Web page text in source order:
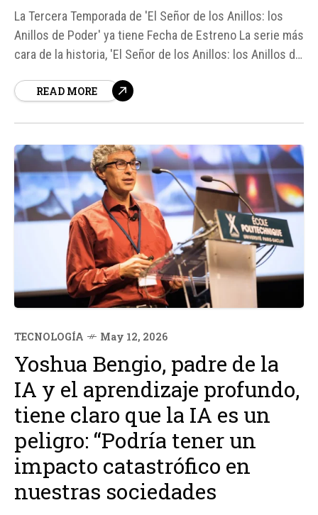
La Tercera Temporada de 'El Señor de los Anillos: los
Anillos de Poder' ya tiene Fecha de Estreno La serie más
cara de la historia, 'El Señor de los Anillos: los Anillos de
de su tercera temporada para el 11 de noviembre de
READ MORE
TECNOLOGÍA May 12, 2026
Yoshua Bengio, padre de la
IA y el aprendizaje profundo,
tiene claro que la IA es un
peligro: “Podría tener un
impacto catastrófico en
nuestras sociedades